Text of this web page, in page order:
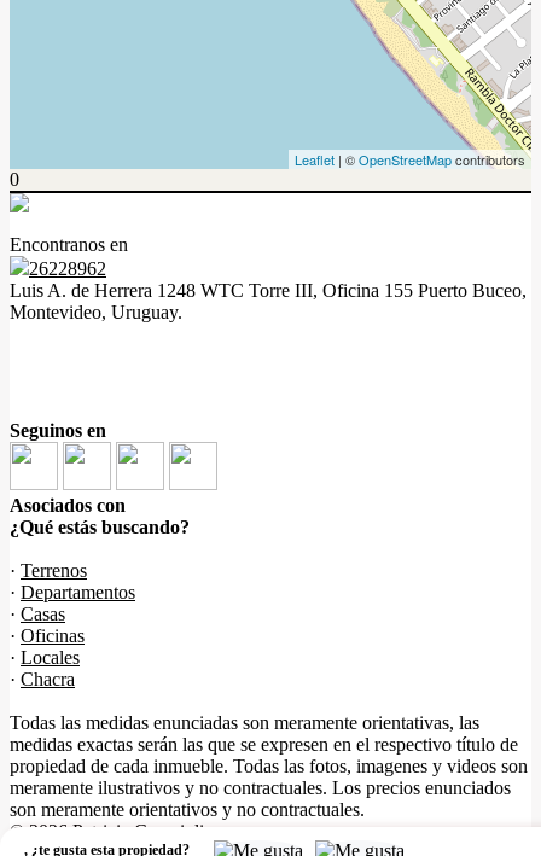
, ¿te gusta esta propiedad?
Leaflet | ©OpenStreetMapcontributors
0
Encontranos en
26228962
Luis A. de Herrera 1248 WTC Torre III, Oficina 155 Puerto Buceo,
Montevideo, Uruguay.
Seguinos en
Asociados con
¿Qué estás buscando?
· Terrenos
· Departamentos
· Casas
· Oficinas
· Locales
· Chacra
Todas las medidas enunciadas son meramente orientativas, las
medidas exactas serán las que se expresen en el respectivo título de
propiedad de cada inmueble. Todas las fotos, imagenes y videos son
meramente ilustrativos y no contractuales. Los precios enunciados
son meramente orientativos y no contractuales.
© 2026 Patricia Campiglia.